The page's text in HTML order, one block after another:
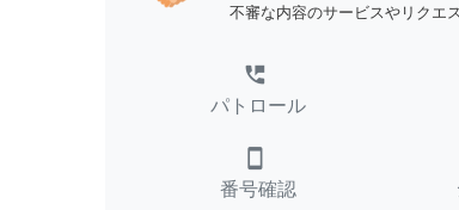
不審な内容のサービスやリクエ
perm_phone_msg
パトロール
smartphone
番号確認